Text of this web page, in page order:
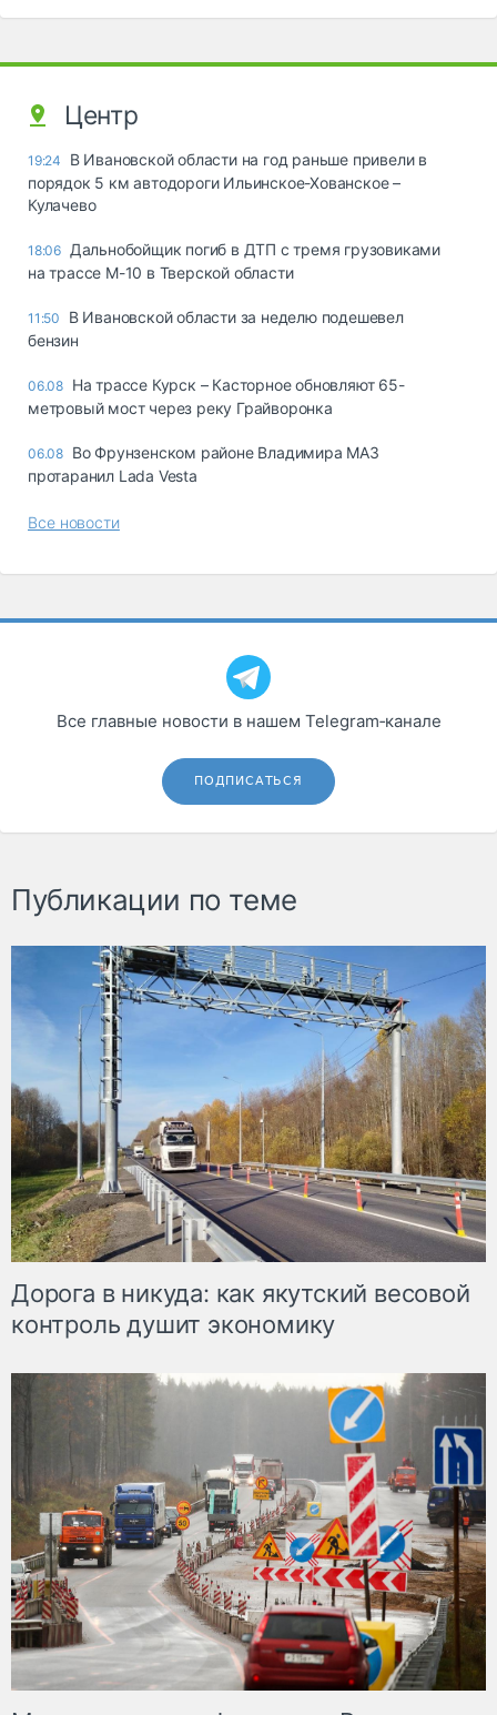
Центр
19:24
В Ивановской области на год раньше привели в
порядок 5 км автодороги Ильинское-Хованское –
Кулачево
18:06 Дальнобойщик погиб в ДТП с тремя грузовиками
на трассе М-10 в Тверской области
11:50
В Ивановской области за неделю подешевел
бензин
06.08 На трассе Курск – Касторное обновляют 65-
метровый мост через реку Грайворонка
06.08 Во Фрунзенском районе Владимира МАЗ
протаранил Lada Vesta
Все новости
Все главные новости в нашем Telegram‑канале
ПОДПИСАТЬСЯ
Публикации по теме
Дорога в никуда: как якутский весовой
контроль душит экономику